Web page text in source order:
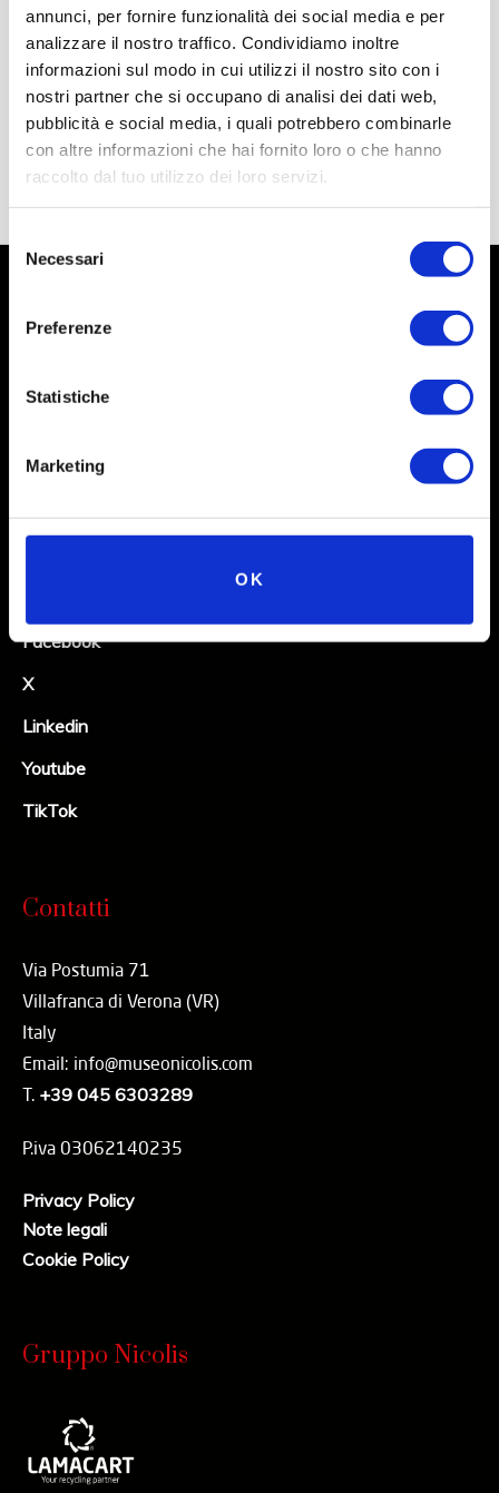
annunci, per fornire funzionalità dei social media e per
analizzare il nostro traffico. Condividiamo inoltre
informazioni sul modo in cui utilizzi il nostro sito con i
nostri partner che si occupano di analisi dei dati web,
pubblicità e social media, i quali potrebbero combinarle
con altre informazioni che hai fornito loro o che hanno
raccolto dal tuo utilizzo dei loro servizi.
delNecessari
Preferenze
Statistiche
Marketing
OK
Social
Facebook
X
Linkedin
Youtube
TikTok
Contatti
Via Postumia 71
Villafranca di Verona (VR)
Italy
Email: info@museonicolis.com
T. +39 045 6303289
P.iva 03062140235
Privacy Policy
Note legali
Cookie Policy
Gruppo Nicolis